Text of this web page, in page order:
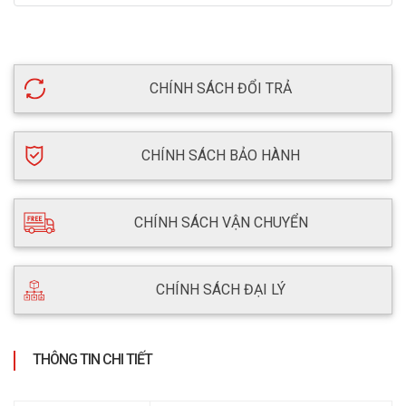
CHÍNH SÁCH ĐỔI TRẢ
CHÍNH SÁCH BẢO HÀNH
CHÍNH SÁCH VẬN CHUYỂN
CHÍNH SÁCH ĐẠI LÝ
THÔNG TIN CHI TIẾT